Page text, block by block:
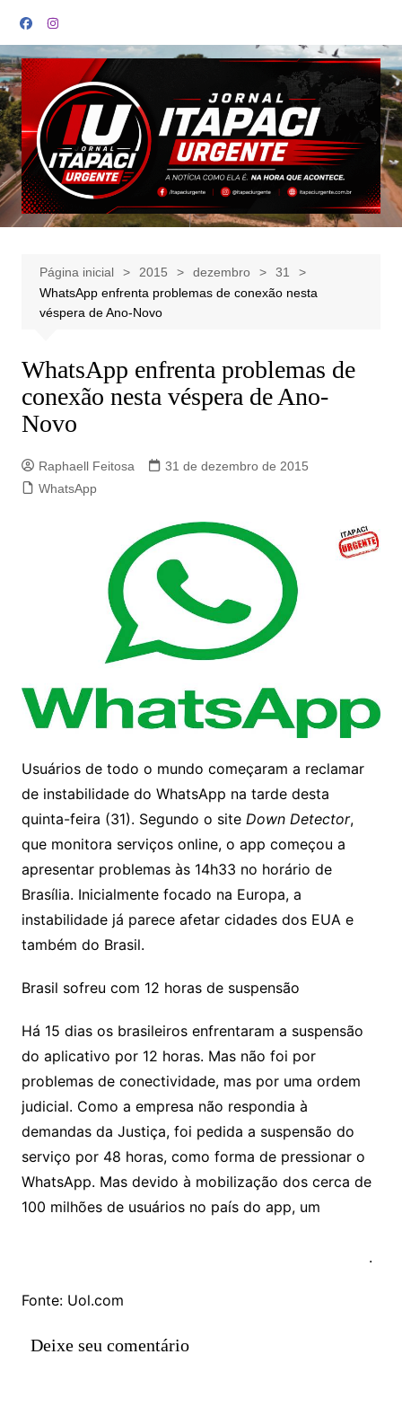
para
o
conteúdo
Página inicial 2015 dezembro
31
WhatsApp enfrenta problemas de conexão nesta
véspera de Ano-Novo
WhatsApp enfrenta problemas de
conexão nesta véspera de Ano-
Novo
Raphaell Feitosa
31 de dezembro de 2015
WhatsApp
Usuários de todo o mundo começaram a reclamar
de instabilidade do WhatsApp na tarde desta
quinta-feira (31). Segundo o site Down Detector,
que monitora serviços online, o app começou a
apresentar problemas às 14h33 no horário de
Brasília. Inicialmente focado na Europa, a
instabilidade já parece afetar cidades dos EUA e
também do Brasil.
Brasil sofreu com 12 horas de suspensão
Há 15 dias os brasileiros enfrentaram a suspensão
do aplicativo por 12 horas. Mas não foi por
problemas de conectividade, mas por uma ordem
judicial. Como a empresa não respondia à
demandas da Justiça, foi pedida a suspensão do
serviço por 48 horas, como forma de pressionar o
WhatsApp. Mas devido à mobilização dos cerca de
100 milhões de usuários no país do app, um
.
Fonte: Uol.com
Deixe seu comentário